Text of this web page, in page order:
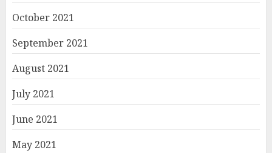
October 2021
September 2021
August 2021
July 2021
June 2021
May 2021